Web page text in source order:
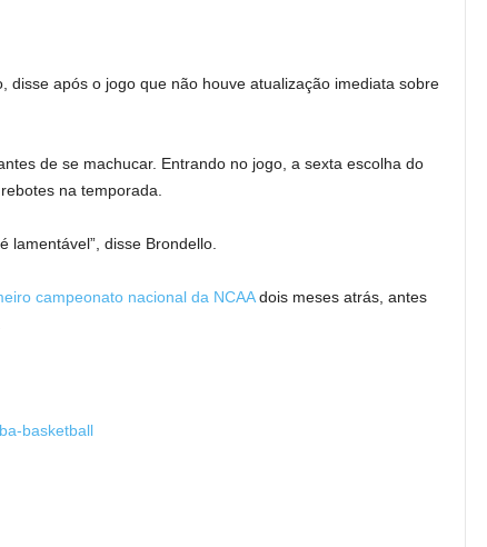
disse após o jogo que não houve atualização imediata sobre
de se machucar. Entrando no jogo, a sexta escolha do
na temporada.
lamentável”, disse Brondello.
campeonato nacional da NCAAdois meses atrás, antes
basketball